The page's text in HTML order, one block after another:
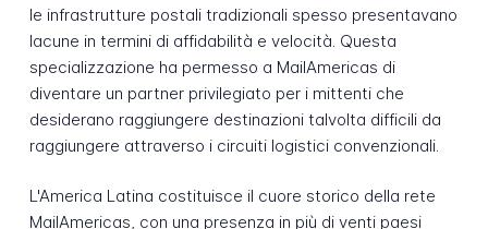
le infrastrutture postali tradizionali spesso presentavano
lacune in termini di affidabilità e velocità. Questa
specializzazione ha permesso a MailAmericas di
diventare un partner privilegiato per i mittenti che
desiderano raggiungere destinazioni talvolta difficili da
raggiungere attraverso i circuiti logistici convenzionali.
L'America Latina costituisce il cuore storico della rete
MailAmericas, con una presenza in più di venti paesi